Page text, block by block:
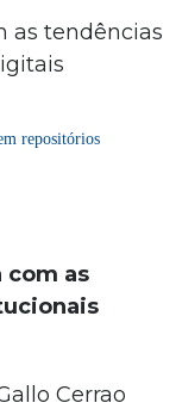
repositórios
com as
Cerrao